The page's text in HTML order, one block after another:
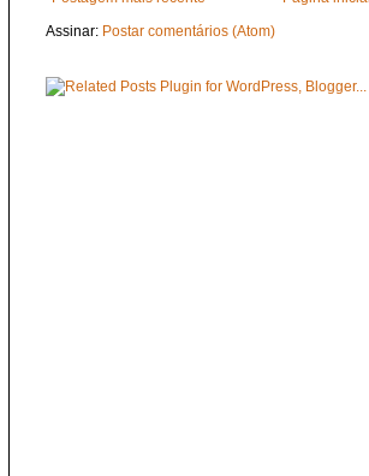
Assinar: Postar comentários (Atom)